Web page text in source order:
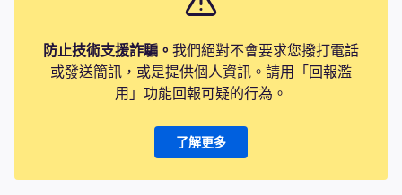
防止技術支援詐騙。 我們絕對不會要求您撥打電話
或發送簡訊，或是提供個人資訊。請用「回報濫
用」功能回報可疑的行為。
了解更多